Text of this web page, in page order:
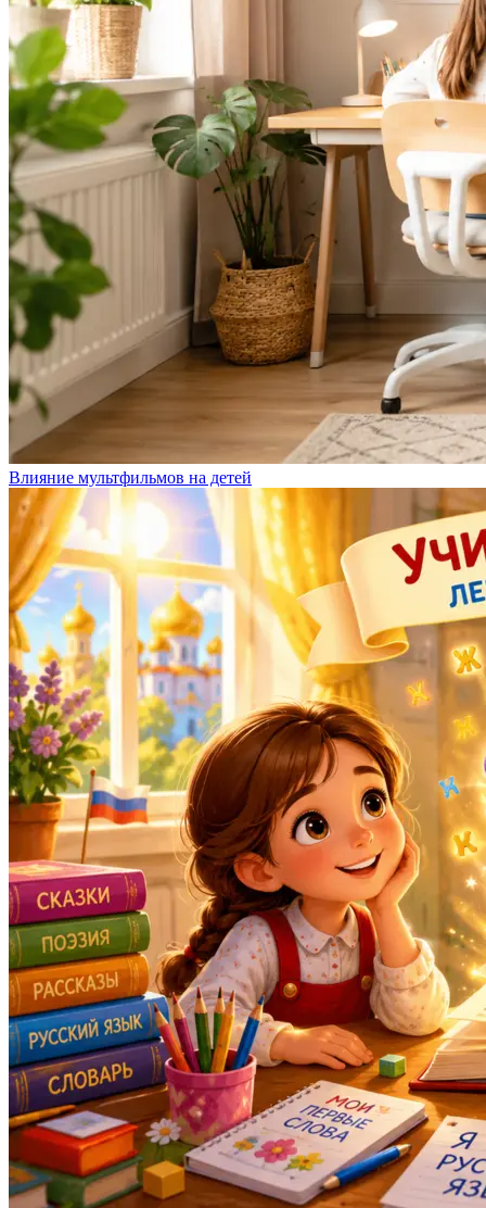
Влияние мультфильмов на детей